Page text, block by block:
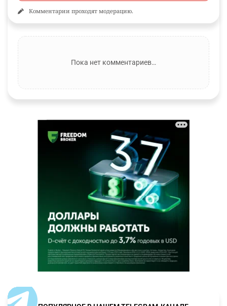
Комментарии проходят модерацию.
Пока нет комментариев…